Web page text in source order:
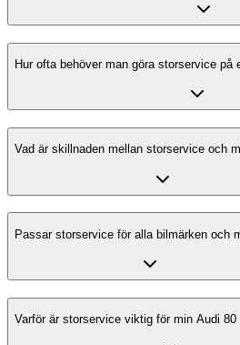
Hur ofta behöver man göra storservice på
Vad är skillnaden mellan storservice och
Passar storservice för alla bilmärken och
Varför är storservice viktig för min Audi